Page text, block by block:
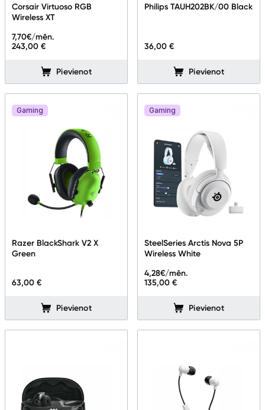
Corsair Virtuoso RGB
Wireless XT
243,00 €
7,70€/mēn.
Pievienot
Philips TAUH202BK/00 Black
36,00 €
Pievienot
Gaming
Razer BlackShark V2 X
Green
63,00 €
Pievienot
Gaming
SteelSeries Arctis Nova 5P
Wireless White
135,00 €
4,28€/mēn.
Pievienot